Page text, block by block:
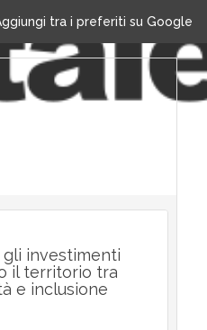
tra i preferiti su Google
gli investimenti
il territorio tra
e inclusione